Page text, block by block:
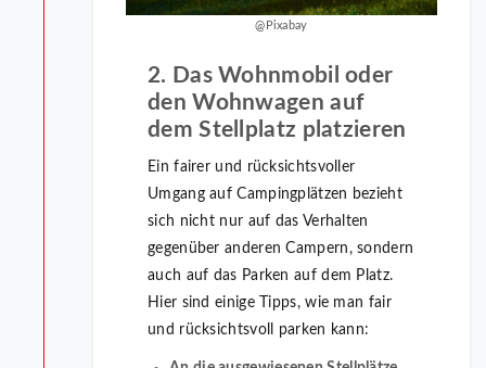
@Pixabay
2. Das Wohnmobil oder
den Wohnwagen auf
dem Stellplatz platzieren
Ein fairer und rücksichtsvoller
Umgang auf Campingplätzen bezieht
sich nicht nur auf das Verhalten
gegenüber anderen Campern, sondern
auch auf das Parken auf dem Platz.
Hier sind einige Tipps, wie man fair
und rücksichtsvoll parken kann: